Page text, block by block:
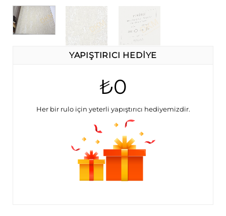
YAPIŞTIRICI HEDİYE
₺0
Her bir rulo için yeterli yapıştırıcı hediyemizdir.